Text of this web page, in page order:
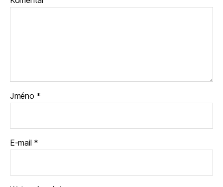
Jméno *
E-mail *